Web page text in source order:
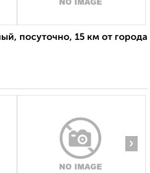
посуточно, 15 км от города
›